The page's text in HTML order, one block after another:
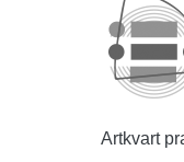
Artkvart